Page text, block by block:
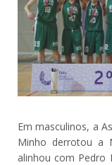
Em masculinos, a
Minho derrotou a
alinhou com Pedro